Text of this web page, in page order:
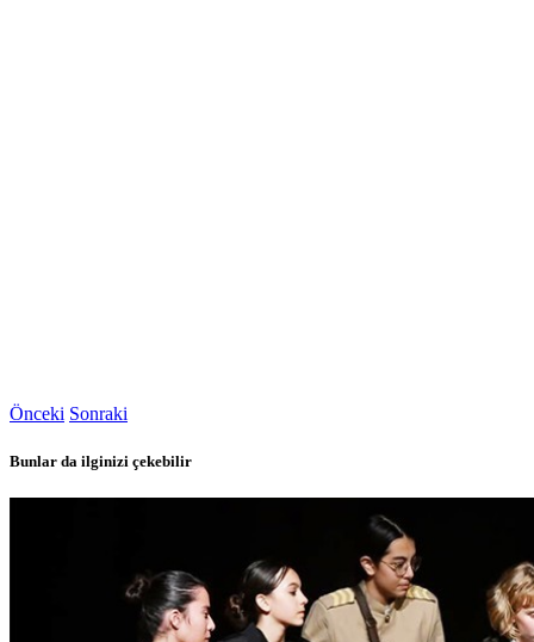
Önceki Sonraki
Bunlar da ilginizi çekebilir